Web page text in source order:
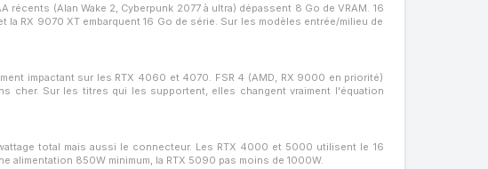
(Alan Wake 2, Cyberpunk 2077 à ultra) dépassent 8 Go de VRAM. 16
RX 9070 XT embarquent 16 Go de série. Sur les modèles entrée/milieu de
impactant sur les RTX 4060 et 4070. FSR 4 (AMD, RX 9000 en priorité)
cher. Sur les titres qui les supportent, elles changent vraiment l'équation
total mais aussi le connecteur. Les RTX 4000 et 5000 utilisent le 16
alimentation 850W minimum, la RTX 5090 pas moins de 1000W.